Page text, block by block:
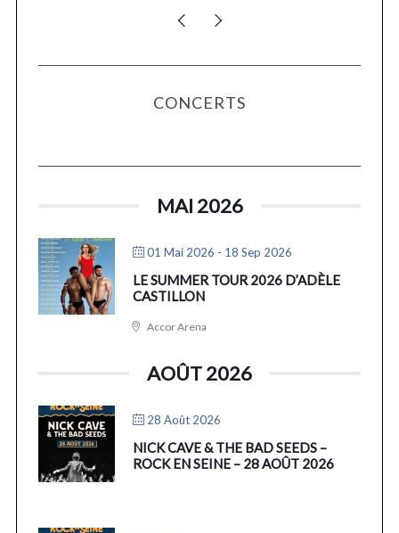
CONCERTS
MAI 2026
01 Mai 2026 - 18 Sep 2026
LE SUMMER TOUR 2026 D’ADÈLE
CASTILLON
Accor Arena
AOÛT 2026
28 Août 2026
NICK CAVE & THE BAD SEEDS –
ROCK EN SEINE – 28 AOÛT 2026